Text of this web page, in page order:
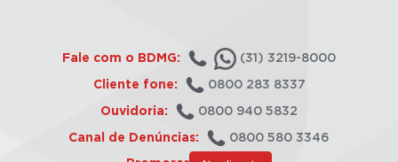
Fale com o BDMG: (31) 3219-8000
Cliente fone: 0800 283 8337
Ouvidoria: 0800 940 5832
Canal de Denúncias: 0800 580 3346